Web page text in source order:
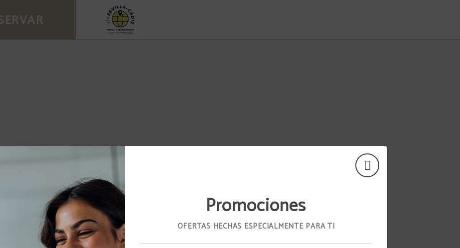
Promociones
OFERTAS HECHAS ESPECIALMENTE PARA TI